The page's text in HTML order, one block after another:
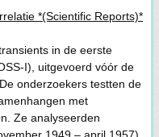
*(Scientific Reports)*
in de eerste
I), uitgevoerd vóór de
onderzoekers testten de
met
Ze analyseerden